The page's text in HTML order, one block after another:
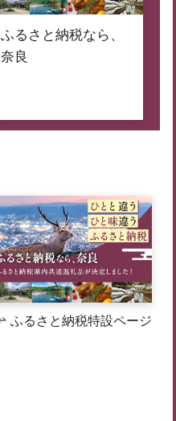
ふるさと納税なら、
奈良
ふるさと納税特設ページ